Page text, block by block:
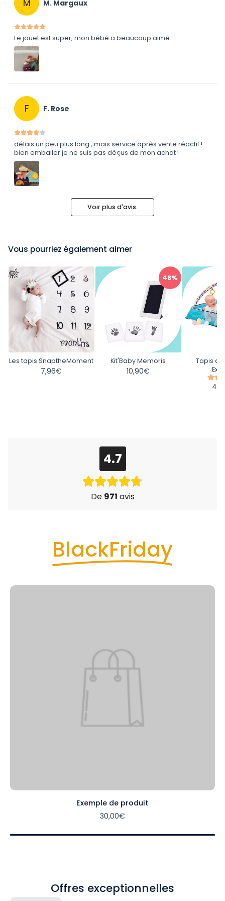
M M. Margaux
Le jouet est super, mon bébé a beaucoup aimé
F F. Rose
délais un peu plus long , mais service après vente réactif !
bien emballer je ne suis pas déçus de mon achat !
Voir plus d'avis.
Vous pourriez également aimer
Les tapis SnaptheMoment
7,96€
48%
Kit'Baby Memoris
10,90€
Tapis
4.7
De 971 avis
BlackFriday
Exemple de produit
30,00€
Offres exceptionnelles